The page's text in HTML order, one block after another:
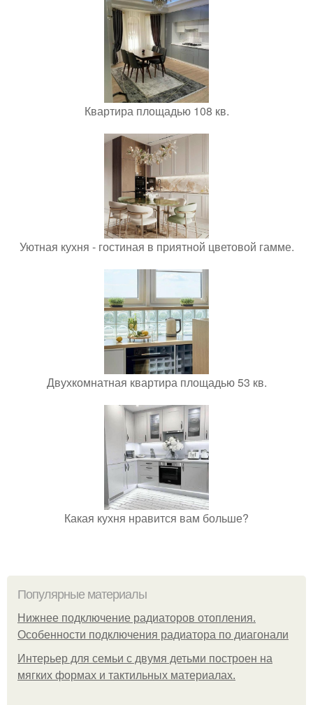
Квартира площадью 108 кв.
Уютная кухня - гостиная в приятной цветовой гамме.
Двухкомнатная квартира площадью 53 кв.
Какая кухня нравится вам больше?
Популярные материалы
Нижнее подключение радиаторов отопления.
Особенности подключения радиатора по диагонали
Интерьер для семьи с двумя детьми построен на
мягких формах и тактильных материалах.